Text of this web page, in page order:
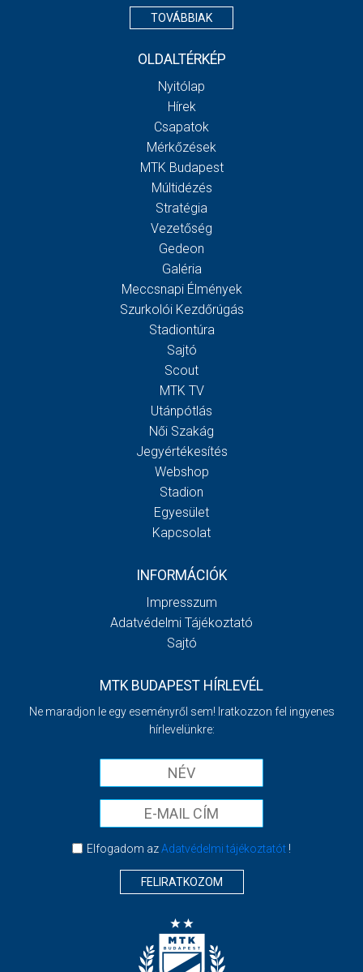
TOVÁBBIAK
OLDALTÉRKÉP
Nyitólap
Hírek
Csapatok
Mérkőzések
MTK Budapest
Múltidézés
Stratégia
Vezetőség
Gedeon
Galéria
Meccsnapi Élmények
Szurkolói Kezdőrúgás
Stadiontúra
Sajtó
Scout
MTK TV
Utánpótlás
Női Szakág
Jegyértékesítés
Webshop
Stadion
Egyesület
Kapcsolat
INFORMÁCIÓK
Impresszum
Adatvédelmi Tájékoztató
Sajtó
MTK BUDAPEST HÍRLEVÉL
Ne maradjon le egy eseményről sem! Iratkozzon fel ingyenes
hírlevelünkre:
Elfogadom azAdatvédelmi tájékoztatót!
FELIRATKOZOM